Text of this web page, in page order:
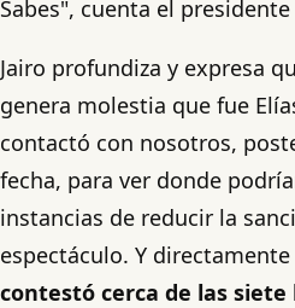
Sabes", cuenta el
Jairo profundiza y expresa
genera molestia que fue
contactó con nosotros,
fecha, para ver donde
instancias de reducir la
espectáculo. Y
contestó cerca de las siete